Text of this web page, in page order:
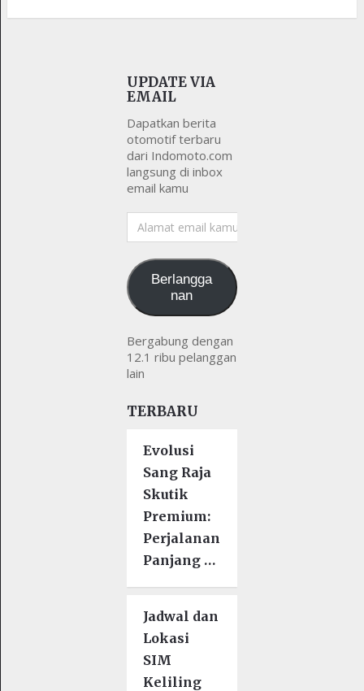
UPDATE VIA
EMAIL
Dapatkan berita
otomotif terbaru
dari Indomoto.com
langsung di inbox
email kamu
Alamat
email
Berlangga
nan
Bergabung dengan
12.1 ribu pelanggan
lain
TERBARU
Evolusi
Sang Raja
Skutik
Premium:
Perjalanan
Panjang …
Jadwal dan
Lokasi
SIM
Keliling